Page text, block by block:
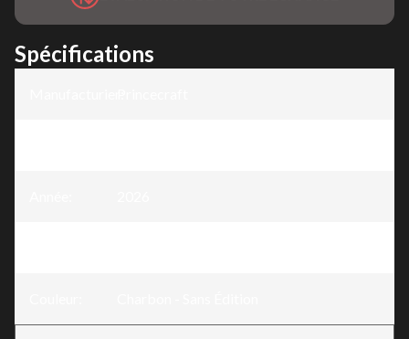
Spécifications